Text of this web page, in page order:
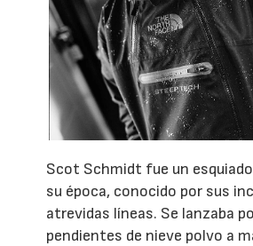
Scot Schmidt fue un
su época, conocido por sus
atrevidas líneas. Se lanzaba
pendientes de nieve polvo a